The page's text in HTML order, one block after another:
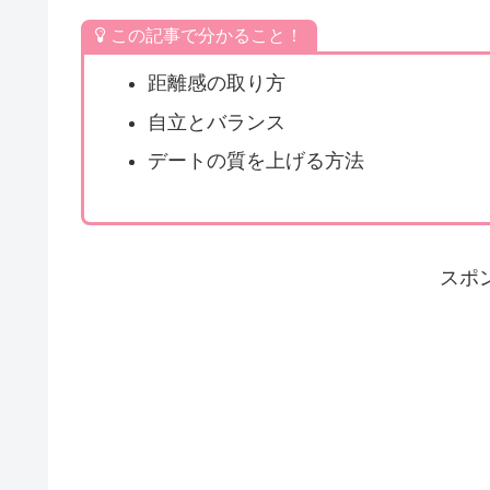
この記事で分かること！
距離感の取り方
自立とバランス
デートの質を上げる方法
スポ